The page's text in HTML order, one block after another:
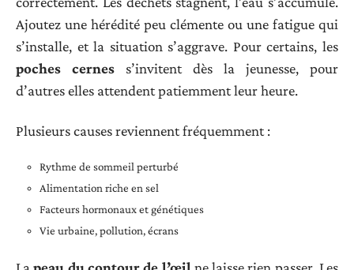
Ajoutez une hérédité peu clémente ou une fatigue qui
s’installe, et la situation s’aggrave. Pour certains, les
poches cernes s’invitent dès la jeunesse, pour
d’autres elles attendent patiemment leur heure.
Plusieurs causes reviennent fréquemment :
Rythme de sommeil perturbé
Alimentation riche en sel
Facteurs hormonaux et génétiques
Vie urbaine, pollution, écrans